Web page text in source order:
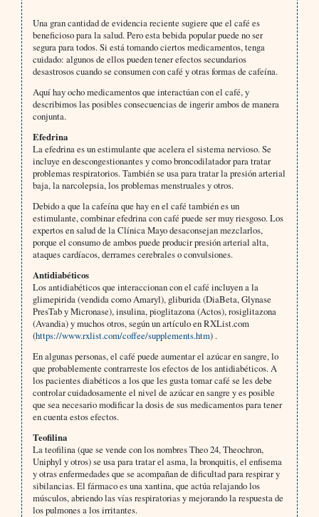
Una gran cantidad de evidencia reciente sugiere que el café es
beneficioso para la salud. Pero esta bebida popular puede no ser
segura para todos. Si está tomando ciertos medicamentos, tenga
cuidado: algunos de ellos pueden tener efectos secundarios
desastrosos cuando se consumen con café y otras formas de cafeína.
Aquí hay ocho medicamentos que interactúan con el café, y
describimos las posibles consecuencias de ingerir ambos de manera
conjunta.
Efedrina
La efedrina es un estimulante que acelera el sistema nervioso. Se
incluye en descongestionantes y como broncodilatador para tratar
problemas respiratorios. También se usa para tratar la presión arterial
baja, la narcolepsia, los problemas menstruales y otros.
Debido a que la cafeína que hay en el café también es un
estimulante, combinar efedrina con café puede ser muy riesgoso. Los
expertos en salud de la Clínica Mayo desaconsejan mezclarlos,
porque el consumo de ambos puede producir presión arterial alta,
ataques cardíacos, derrames cerebrales o convulsiones.
Antidiabéticos
Los antidiabéticos que interaccionan con el café incluyen a la
glimepirida (vendida como Amaryl), gliburida (DiaBeta, Glynase
PresTab y Micronase), insulina, pioglitazona (Actos), rosiglitazona
(Avandia) y muchos otros, según un artículo en RXList.com
(https://www.rxlist.com/coffee/supplements.htm) .
En algunas personas, el café puede aumentar el azúcar en sangre, lo
que probablemente contrarreste los efectos de los antidiabéticos. A
los pacientes diabéticos a los que les gusta tomar café se les debe
controlar cuidadosamente el nivel de azúcar en sangre y es posible
que sea necesario modificar la dosis de sus medicamentos para tener
en cuenta estos efectos.
Teofilina
La teofilina (que se vende con los nombres Theo 24, Theochron,
Uniphyl y otros) se usa para tratar el asma, la bronquitis, el enfisema
y otras enfermedades que se acompañan de dificultad para respirar y
sibilancias. El fármaco es una xantina, que actúa relajando los
músculos, abriendo las vías respiratorias y mejorando la respuesta de
los pulmones a los irritantes.